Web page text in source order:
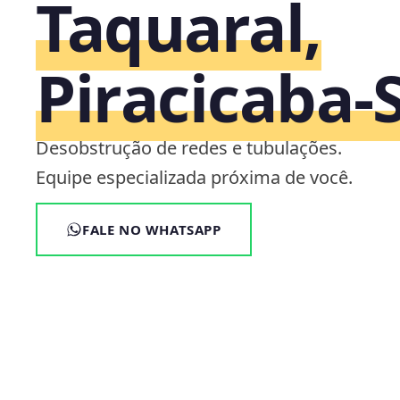
Taquaral,
Desobstrução de redes e tubulações.
Equipe especializada próxima de você.
FALE NO WHATSAPP